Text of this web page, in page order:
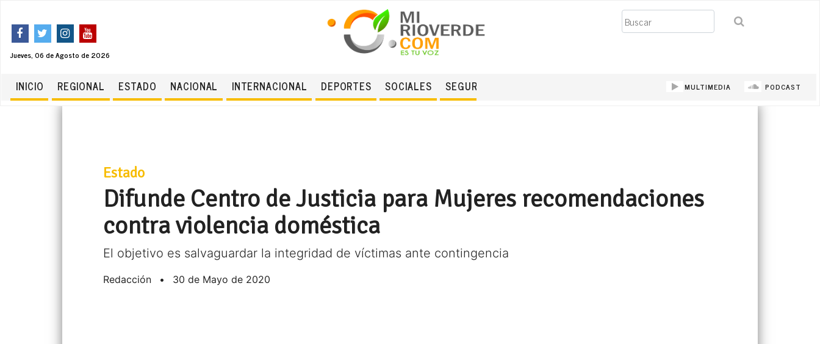
Jueves, 06 de Agosto de 2026
Buscar
INICIO REGIONAL ESTADO NACIONAL INTERNACIONAL DEPORTES SOCIALES SEGURIDAD MULTIMEDIA PODCAST
Estado
Difunde Centro de Justicia para Mujeres recomendaciones
contra violencia doméstica
El objetivo es salvaguardar la integridad de víctimas ante contingencia
Redacción • 30 de Mayo de 2020